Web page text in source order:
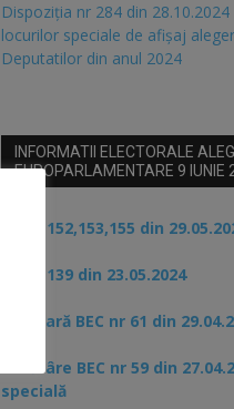
Dispoziția nr 284 din
locurilor speciale de afișaj
Deputatilor din anul 2024
INFORMATII ELECTORALE
EUROPARLAMENTARE 9 IUNIE
PV nr 152,153,155 din
PV nr 139 din 23.05.2024
Circulară BEC nr 61 din
Hotărâre BEC nr 59 din
specială